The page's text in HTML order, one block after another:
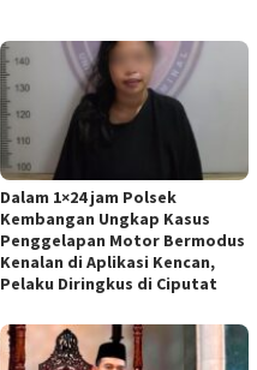
Dalam 1×24 jam Polsek
Kembangan Ungkap Kasus
Penggelapan Motor Bermodus
Kenalan di Aplikasi Kencan,
Pelaku Diringkus di Ciputat